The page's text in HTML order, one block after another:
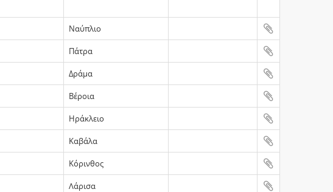
Ναύπλιο
Πάτρα
Δράμα
Βέροια
Ηράκλειο
Καβάλα
Κόρινθος
Λάρισα